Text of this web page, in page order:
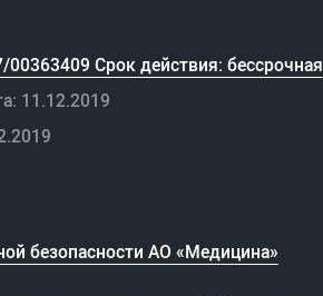
Срок действия: бессрочная
11.12.2019
безопасности АО «Медицина»